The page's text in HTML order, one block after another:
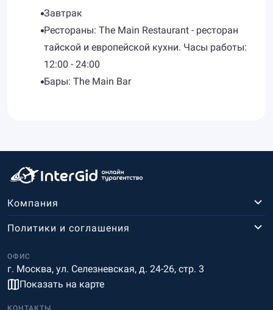
Завтрак
Рестораны: The Main Restaurant - ресторан
тайской и европейской кухни. Часы работы:
12:00 - 24:00
Бары: The Main Bar
Компания
ОФИС
г. Москва, ул. Селезневская, д. 24-26, стр. 3
Показать на карте
Политики и соглашения
КОНТАКТЫ